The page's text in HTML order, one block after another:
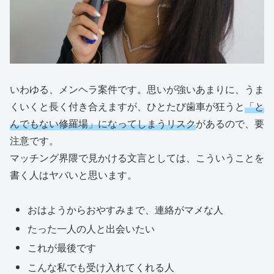
いわゆる、メンヘラ案件です。思いが強いあまりに、うま
くいくと長く付き合えますが、ひとたび歯車が狂うと「と
んでもない修羅場」になってしまうリスクがあるので、要
注意です。
マッチング界隈で見かける文言としては、こういうことを
書く人はヤバいと思います。
おはようからおやすみまで、連絡がマメな人
たった一人の人と出会いたい
これが最後です
こんな私でも受け入れてくれる人